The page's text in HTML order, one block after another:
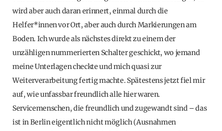
wird aber auch daran erinnert, einmal durch die
Helfer*innen vor Ort, aber auch durch Markierungen am
Boden. Ich wurde als nächstes direkt zu einem der
unzähligen nummerierten Schalter geschickt, wo jemand
meine Unterlagen checkte und mich quasi zur
Weiterverarbeitung fertig machte. Spätestens jetzt fiel mir
auf, wie unfassbar freundlich alle hier waren.
Servicemenschen, die freundlich und zugewandt sind – das
ist in Berlin eigentlich nicht möglich (Ausnahmen